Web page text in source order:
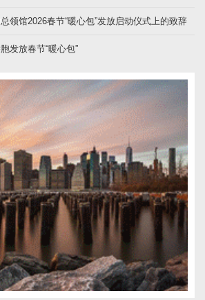
领馆2026春节“暖心包”发放启动仪式上的致辞
发放春节“暖心包”